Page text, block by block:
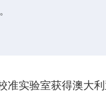
准实验室获得澳大